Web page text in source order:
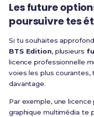
Lesfuture
poursuivre tes
Si tu souhaites
BTS Edition, plusieurs
licence professionnelle
voies les plus
davantage.
Par exemple, une
graphique multimédia te